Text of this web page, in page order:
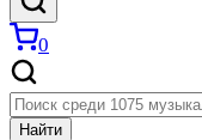
0
Найти